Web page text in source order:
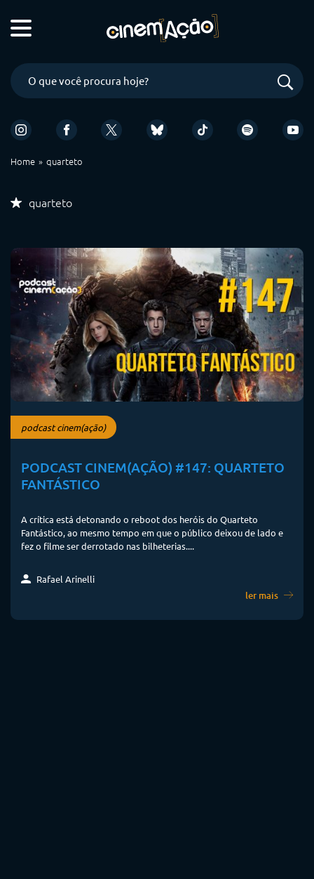
Home quarteto
quarteto
podcast cinem(ação)
PODCAST CINEM(AÇÃO) #147: QUARTETO
FANTÁSTICO
A crítica está detonando o reboot dos heróis do Quarteto
Fantástico, ao mesmo tempo em que o público deixou de lado e
fez o filme ser derrotado nas bilheterias....
Rafael Arinelli
ler mais